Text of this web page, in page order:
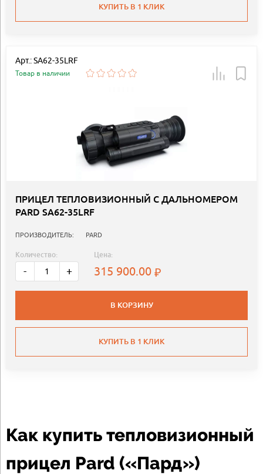
КУПИТЬ В 1 КЛИК
Арт.: SA62-35LRF
Товар в наличии
ПРИЦЕЛ ТЕПЛОВИЗИОННЫЙ C ДАЛЬНОМЕРОМ
PARD SA62-35LRF
ПРОИЗВОДИТЕЛЬ: PARD
Количество:
- +
Цена:
315 900.00
В КОРЗИНУ
КУПИТЬ В 1 КЛИК
Как купить тепловизионный
прицел Pard («Пард»)